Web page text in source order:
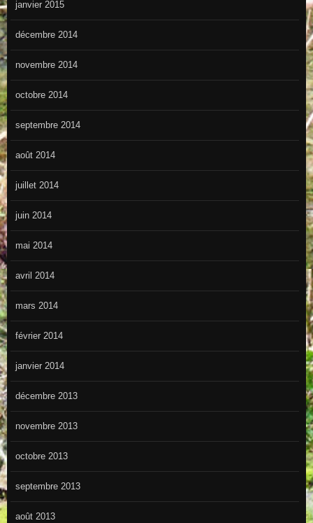
janvier 2015
décembre 2014
novembre 2014
octobre 2014
septembre 2014
août 2014
juillet 2014
juin 2014
mai 2014
avril 2014
mars 2014
février 2014
janvier 2014
décembre 2013
novembre 2013
octobre 2013
septembre 2013
août 2013